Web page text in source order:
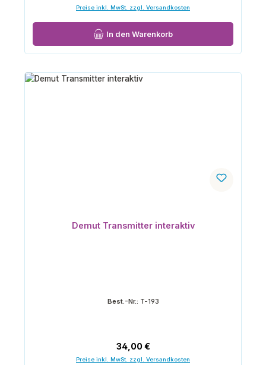
Preise inkl. MwSt. zzgl. Versandkosten
In den Warenkorb
Demut Transmitter interaktiv
Best.-Nr.: T-193
Regulärer Preis:
34,00 €
Preise inkl. MwSt. zzgl. Versandkosten